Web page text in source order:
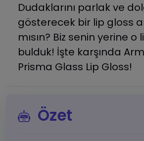
Dudaklarını parlak ve
gösterecek bir lip gloss
mısın? Biz senin yerine o
bulduk! İşte karşında
Prisma Glass Lip Gloss!
Özet